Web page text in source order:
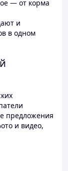
— от корма
и
в одном
предложения
и видео,